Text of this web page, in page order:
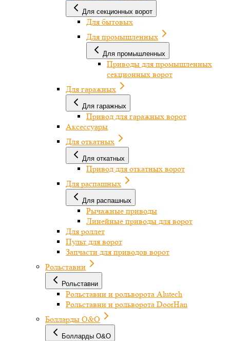
Для секционных ворот
Для бытовых
Для промышленных
Для промышленных
Приводы для промышленных
секционных ворот
Для гаражных
Для гаражных
Привод для гаражных ворот
Аксессуары
Для откатных
Для откатных
Привод для откатных ворот
Для распашных
Для распашных
Рычажные приводы
Линейные приводы для ворот
Для роллет
Пульт для ворот
Запчасти для приводов ворот
Рольставни
Рольставни
Рольставни и рольворота Alutech
Рольставни и рольворота DoorHan
Болларды O&O
Болларды O&O